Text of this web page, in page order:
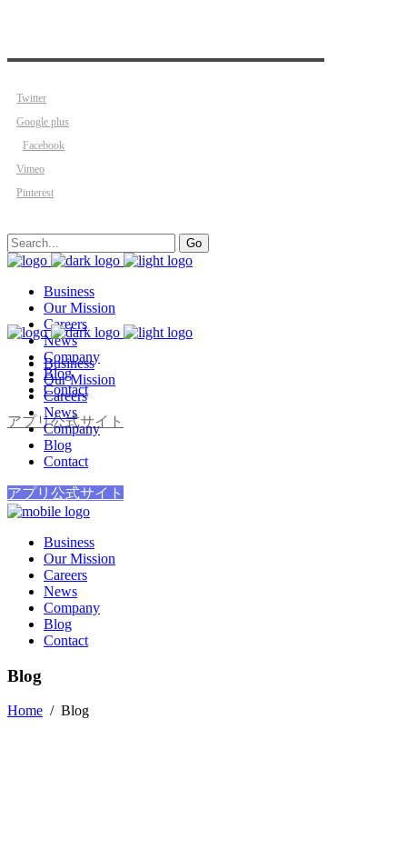
Twitter
Google plus
Facebook
Vimeo
Pinterest
Search
for:
Go
Business
Our Mission
Careers
News
Company
Blog
Contact
アプリ公式サイト
Business
Our Mission
Careers
News
Company
Blog
Contact
アプリ公式サイト
Business
Our Mission
Careers
News
Company
Blog
Contact
Blog
Home / Blog